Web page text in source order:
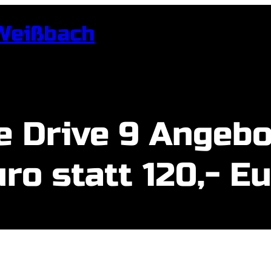
Drive 9
statt 120,-